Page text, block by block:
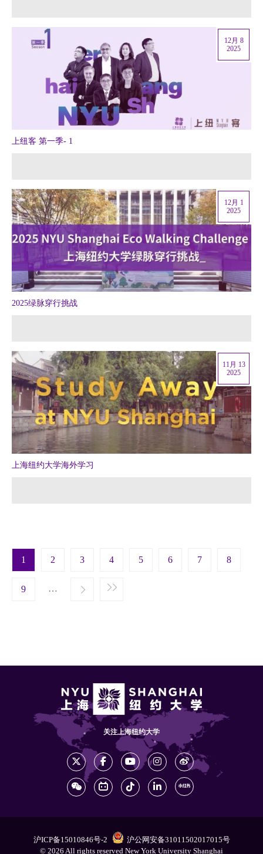
上纽客 第一季- 1
12月 8
2025
2025绿脉穿行挑战
12月 1
2025
上海纽约大学海外学习
11月 13
2025
Pagination
1 2 3 4 5 6 7 8
9 …
Next › Last »
page
关注上海纽约大学
沪ICP备15010846号-2
沪公网安备31011502017015号
© 2026 All rights reserved New York University Shanghai